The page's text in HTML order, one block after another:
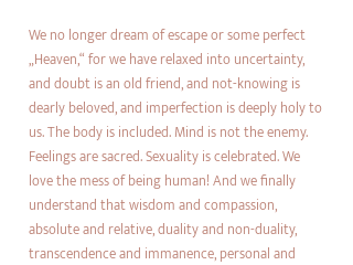
We no longer dream of escape or some perfect
„Heaven,“ for we have relaxed into uncertainty,
and doubt is an old friend, and not-knowing is
dearly beloved, and imperfection is deeply holy to
us. The body is included. Mind is not the enemy.
Feelings are sacred. Sexuality is celebrated. We
love the mess of being human! And we finally
understand that wisdom and compassion,
absolute and relative, duality and non-duality,
transcendence and immanence, personal and